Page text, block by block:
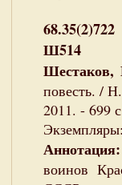
68.35(2)722
Ш514
Шестаков,
повесть. /
2011. - 699
Аннотация:
воинов